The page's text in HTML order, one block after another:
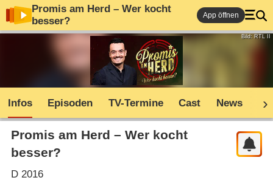
Promis am Herd – Wer kocht
besser?
App öffnen
Bild: RTL II
Infos Episoden TV-Termine Cast News
Promis am Herd – Wer kocht
besser?
D2016